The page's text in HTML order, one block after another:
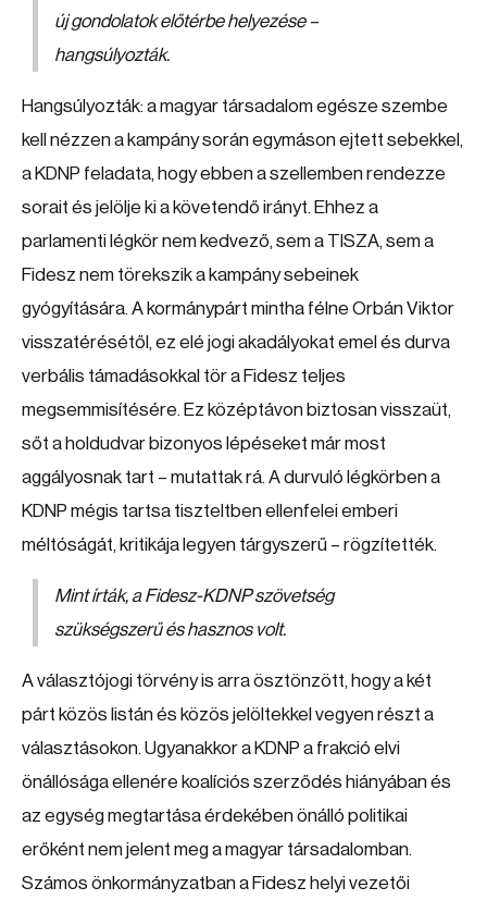
új gondolatok előtérbe helyezése –
hangsúlyozták.
Hangsúlyozták: a magyar társadalom egésze szembe
kell nézzen a kampány során egymáson ejtett sebekkel,
a KDNP feladata, hogy ebben a szellemben rendezze
sorait és jelölje ki a követendő irányt. Ehhez a
parlamenti légkör nem kedvező, sem a TISZA, sem a
Fidesz nem törekszik a kampány sebeinek
gyógyítására. A kormánypárt mintha félne Orbán Viktor
visszatérésétől, ez elé jogi akadályokat emel és durva
verbális támadásokkal tör a Fidesz teljes
megsemmisítésére. Ez középtávon biztosan visszaüt,
sőt a holdudvar bizonyos lépéseket már most
aggályosnak tart – mutattak rá. A durvuló légkörben a
KDNP mégis tartsa tiszteltben ellenfelei emberi
méltóságát, kritikája legyen tárgyszerű – rögzítették.
Mint írták, a Fidesz-KDNP szövetség
szükségszerű és hasznos volt.
A választójogi törvény is arra ösztönzött, hogy a két
párt közös listán és közös jelöltekkel vegyen részt a
választásokon. Ugyanakkor a KDNP a frakció elvi
önállósága ellenére koalíciós szerződés hiányában és
az egység megtartása érdekében önálló politikai
erőként nem jelent meg a magyar társadalomban.
Számos önkormányzatban a Fidesz helyi vezetői